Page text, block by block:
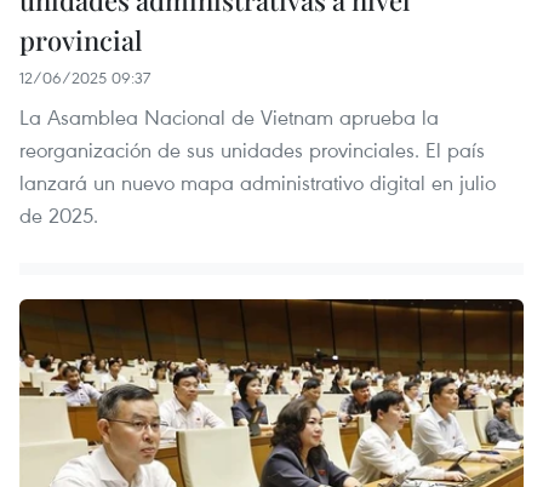
provincial
12/06/2025 09:37
La Asamblea Nacional de Vietnam aprueba la
reorganización de sus unidades provinciales. El país
lanzará un nuevo mapa administrativo digital en julio
de 2025.